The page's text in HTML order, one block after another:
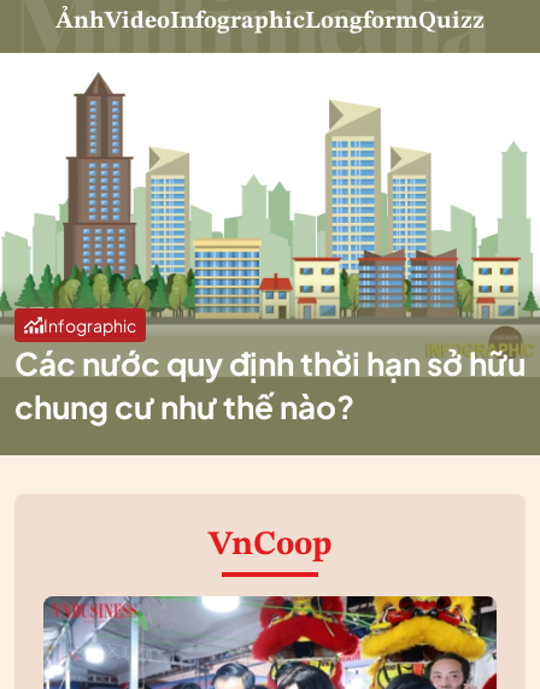
ẢnhVideoInfographicLongformQuizz
Infographic
Các nước quy định thời hạn sở hữu
chung cư như thế nào?
VnCoop